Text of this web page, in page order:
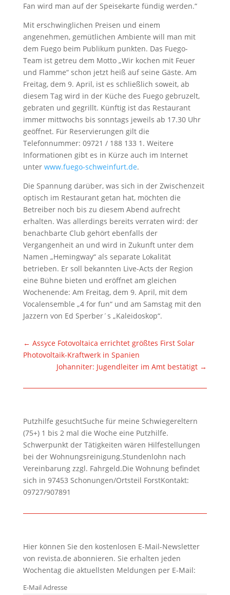
Fan wird man auf der Speisekarte fündig werden.“
Mit erschwinglichen Preisen und einem
angenehmen, gemütlichen Ambiente will man mit
dem Fuego beim Publikum punkten. Das Fuego-
Team ist getreu dem Motto „Wir kochen mit Feuer
und Flamme“ schon jetzt heiß auf seine Gäste. Am
Freitag, dem 9. April, ist es schließlich soweit, ab
diesem Tag wird in der Küche des Fuego gebruzelt,
gebraten und gegrillt. Künftig ist das Restaurant
immer mittwochs bis sonntags jeweils ab 17.30 Uhr
geöffnet. Für Reservierungen gilt die
Telefonnummer: 09721 / 188 133 1. Weitere
Informationen gibt es in Kürze auch im Internet
unter www.fuego-schweinfurt.de.
Die Spannung darüber, was sich in der Zwischenzeit
optisch im Restaurant getan hat, möchten die
Betreiber noch bis zu diesem Abend aufrecht
erhalten. Was allerdings bereits verraten wird: der
benachbarte Club gehört ebenfalls der
Vergangenheit an und wird in Zukunft unter dem
Namen „Hemingway“ als separate Lokalität
betrieben. Er soll bekannten Live-Acts der Region
eine Bühne bieten und eröffnet am gleichen
Wochenende: Am Freitag, dem 9. April, mit dem
Vocalensemble „4 for fun“ und am Samstag mit den
Jazzern von Ed Sperber´s „Kaleidoskop“.
← Assyce Fotovoltaica errichtet größtes First Solar
Photovoltaik-Kraftwerk in Spanien
Johanniter: Jugendleiter im Amt bestätigt →
Putzhilfe gesuchtSuche für meine Schwiegereltern
(75+) 1 bis 2 mal die Woche eine Putzhilfe.
Schwerpunkt der Tätigkeiten wären Hilfestellungen
bei der Wohnungsreinigung.Stundenlohn nach
Vereinbarung zzgl. Fahrgeld.Die Wohnung befindet
sich in 97453 Schonungen/Ortsteil ForstKontakt:
09727/907891
Hier können Sie den kostenlosen E-Mail-Newsletter
von revista.de abonnieren. Sie erhalten jeden
Wochentag die aktuellsten Meldungen per E-Mail:
E-Mail Adresse